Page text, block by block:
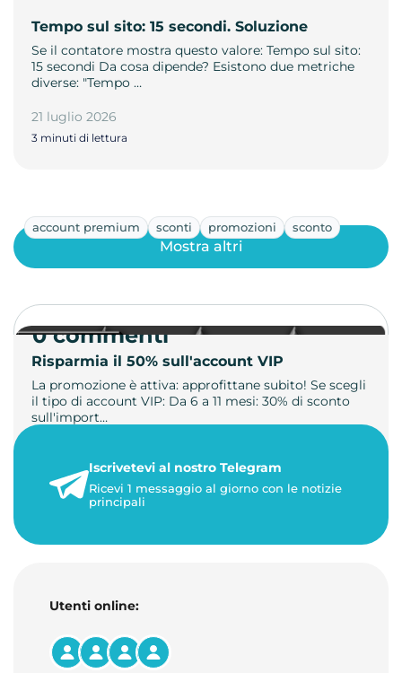
Tempo sul sito: 15 secondi. Soluzione
Se il contatore mostra questo valore: Tempo sul sito:
15 secondi Da cosa dipende? Esistono due metriche
diverse: "Tempo …
21 luglio 2026
3 minuti di lettura
account premium sconti promozioni sconto
Risparmia il 50% sull'account VIP
La promozione è attiva: approfittane subito! Se scegli
il tipo di account VIP: Da 6 a 11 mesi: 30% di sconto
sull'import…
1 minuto di lettura
Mostra altri
0 commenti
Iscrivetevi al nostro Telegram
Ricevi 1 messaggio al giorno con le notizie
principali
Utenti online: